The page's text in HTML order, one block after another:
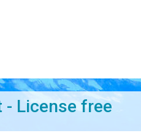
- License free